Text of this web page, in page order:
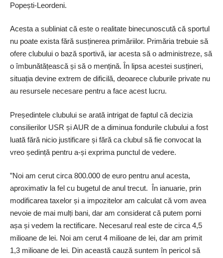
Popești-Leordeni.
Acesta a ­subliniat că este o realitate bine­cunoscută că sportul
nu poate exista fără sus­ținerea primăriilor. Primăria trebuie să
ofere clubului o bază sportivă, iar acesta să o administreze, să
o îmbunătățească și să o mențină. În lipsa acestei susțineri,
situația devine extrem de dificilă, deoarece cluburile private nu
au resursele necesare pentru a face acest lucru.
Președintele clubului se arată intrigat de faptul că decizia
consilierilor USR și AUR de a diminua fondurile clubului a fost
luată fără nicio justificare și fără ca clubul să fie convocat la
vreo ședință pentru a-și exprima punctul de vedere.
”Noi am cerut circa 800.000 de euro pentru anul acesta,
aproximativ la fel cu bugetul de anul trecut. În ianuarie, prin
modificarea taxelor și a impozitelor am calculat că vom avea
nevoie de mai mulți bani, dar am considerat că putem porni
așa și vedem la rectificare. Necesarul real este de circa 4,5
milioane de lei. Noi am cerut 4 milioane de lei, dar am primit
1,3 milioane de lei. Din această cauză suntem în pericol să